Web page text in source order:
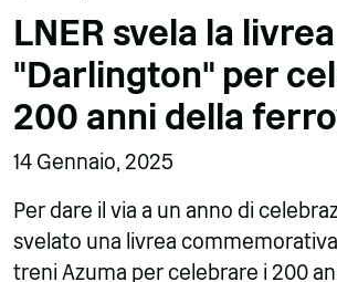
LNER svela la livrea
"Darlington" per
200 anni della
14 Gennaio, 2025
Per dare il via a un anno di
svelato una livrea
treni Azuma per celebrare i 200